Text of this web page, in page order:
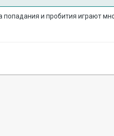
и пробития играют